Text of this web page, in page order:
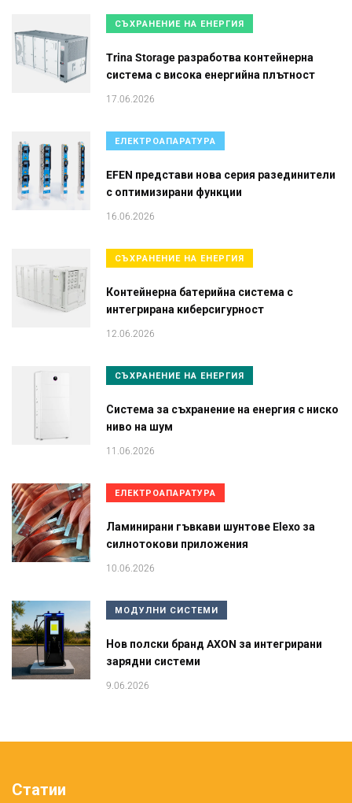
СЪХРАНЕНИЕ НА ЕНЕРГИЯ
Trina Storage разработва контейнерна
система с висока енергийна плътност
17.06.2026
ЕЛЕКТРОАПАРАТУРА
EFEN представи нова серия разединители
с оптимизирани функции
16.06.2026
СЪХРАНЕНИЕ НА ЕНЕРГИЯ
Контейнерна батерийна система с
интегрирана киберсигурност
12.06.2026
СЪХРАНЕНИЕ НА ЕНЕРГИЯ
Система за съхранение на енергия с ниско
ниво на шум
11.06.2026
ЕЛЕКТРОАПАРАТУРА
Ламинирани гъвкави шунтове Elexo за
силнотокови приложения
10.06.2026
МОДУЛНИ СИСТЕМИ
Нов полски бранд AXON за интегрирани
зарядни системи
9.06.2026
Статии